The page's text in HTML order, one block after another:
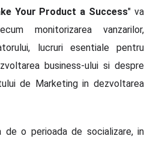
Your Product a Success" va
monitorizarea vanzarilor,
lucruri esentiale pentru
business-ului si despre
de Marketing in dezvoltarea
o perioada de socializare, in